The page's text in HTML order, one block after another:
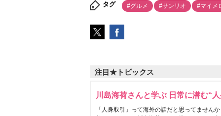
タグ #グルメ #サンリオ #マイメ
注目★トピックス
川島海荷さんと学ぶ 日常に潜む“
「人身取引」って海外の話だと思ってません